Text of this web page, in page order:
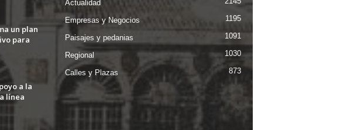
un plan
para
a la
línea
Actualidad
Empresas y Negocios 1195
Paisajes y pedanias 1091
Regional 1030
Calles y Plazas 873